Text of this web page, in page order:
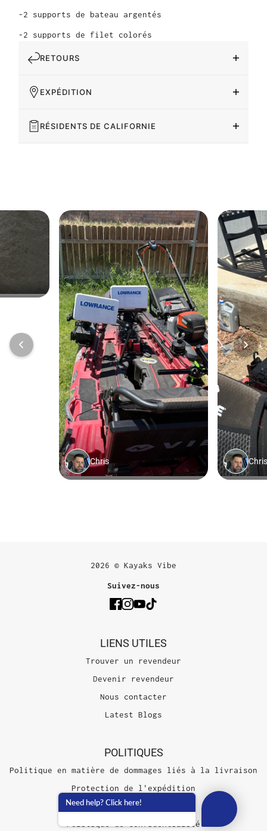
-2 supports de bateau argentés
-2 supports de filet colorés
RETOURS
EXPÉDITION
RÉSIDENTS DE CALIFORNIE
2026 © Kayaks Vibe
Suivez-nous
LIENS UTILES
Trouver un revendeur
Devenir revendeur
Nous contacter
Latest Blogs
POLITIQUES
Politique en matière de dommages liés à la livraison
Protection de l'expédition
Conditions d'utilisation
Politique de confidentialité
Need help? Click here!